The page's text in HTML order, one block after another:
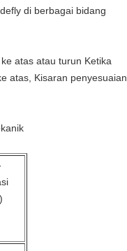
di berbagai bidang
atas atau turun Ketika
atas, Kisaran penyesuaian